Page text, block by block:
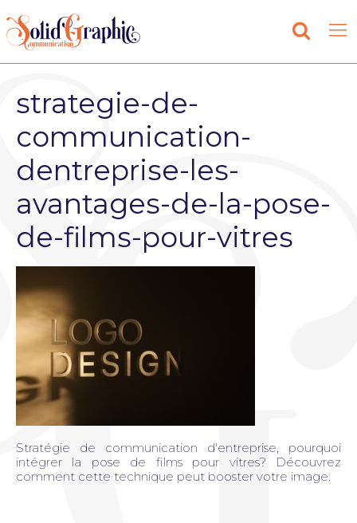
strategie-de-
communication-
dentreprise-les-
avantages-de-la-pose-
de-films-pour-vitres
Stratégie de communication d'entreprise, pourquoi
intégrer la pose de films pour vitres? Découvrez
comment cette technique peut booster votre image.